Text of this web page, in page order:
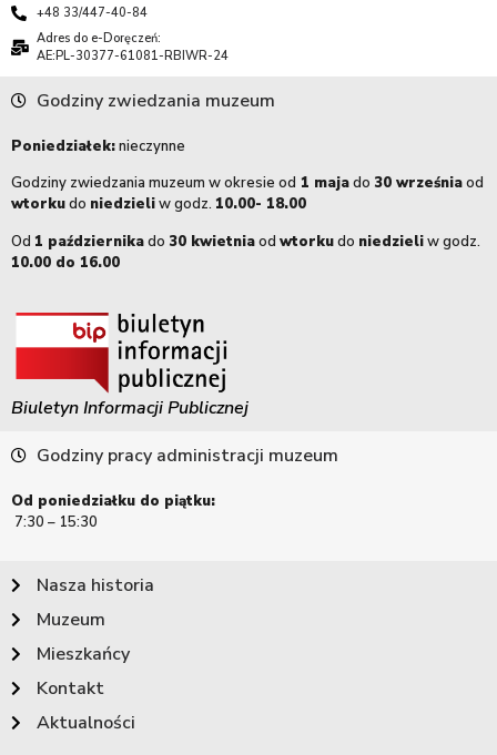
+48 33/447-40-84
Adres do e-Doręczeń:
AE:PL-30377-61081-RBIWR-24
Godziny zwiedzania muzeum
Poniedziałek:nieczynne
Godziny zwiedzania muzeum w okresie od 1 majado 30 wrześniaod
wtorkudo niedzieliw godz. 10.00- 18.00
Od 1 październikado 30 kwietniaod wtorkudo niedzieliw godz.
10.00 do 16.00
Biuletyn Informacji Publicznej
Godziny pracy administracji muzeum
Od poniedziałku do piątku:
7:30 – 15:30
Nasza historia
Muzeum
Mieszkańcy
Kontakt
Aktualności